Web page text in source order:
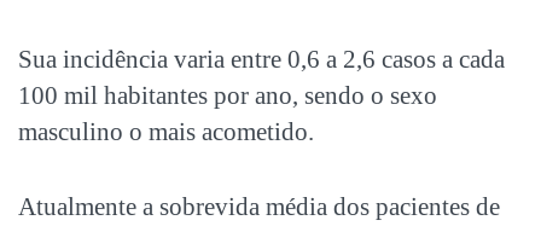
Sua incidência varia entre 0,6 a 2,6 casos a cada
100 mil habitantes por ano, sendo o sexo
masculino o mais acometido.
Atualmente a sobrevida média dos pacientes de